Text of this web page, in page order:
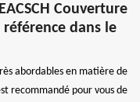
Couverture
dans le
abordables en matière de
recommandé pour vous de